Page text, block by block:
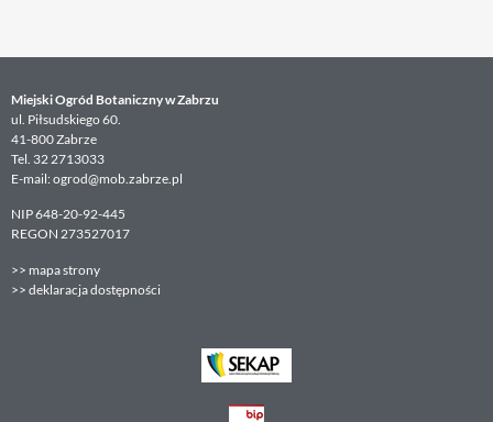
Miejski Ogród Botaniczny w Zabrzu
ul. Piłsudskiego 60.
41-800 Zabrze
Tel. 32 2713033
E-mail: ogrod@mob.zabrze.pl
NIP 648-20-92-445
REGON 273527017
>> mapa strony
>> deklaracja dostępności